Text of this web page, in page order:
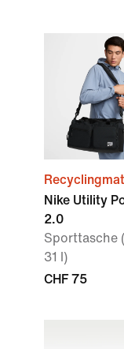
Nike Utility
2.0
Sporttasche
31 l)
CHF 75